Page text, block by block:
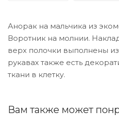
Анорак на мальчика из
Воротник на молнии.
верх полочки выполнены из
рукавах также есть
ткани в клетку.
Вам также может